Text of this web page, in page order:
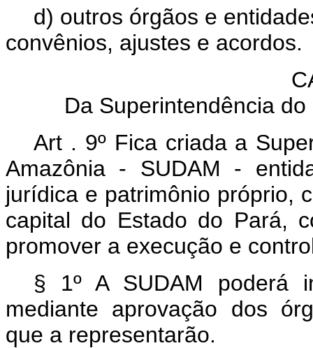
d) outros órgãos e
convênios, ajustes e acordos.
Da Superintendência
Art . 9º Fica criada a
Amazônia - SUDAM -
jurídica e patrimônio próprio,
capital do Estado do Pará,
promover a execução e
§ 1º A SUDAM poderá
mediante aprovação dos
que a representarão.